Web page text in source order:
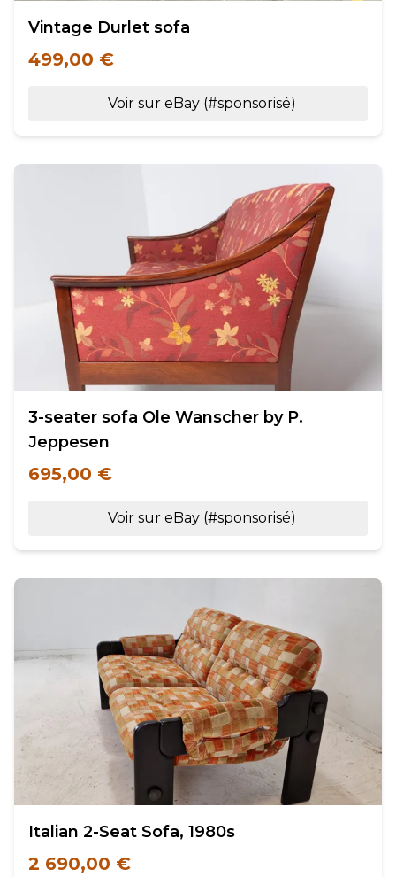
Vintage Durlet sofa
499,00 €
Voir sur eBay (#sponsorisé)
3-seater sofa Ole Wanscher by P.
Jeppesen
695,00 €
Voir sur eBay (#sponsorisé)
Italian 2-Seat Sofa, 1980s
2 690,00 €